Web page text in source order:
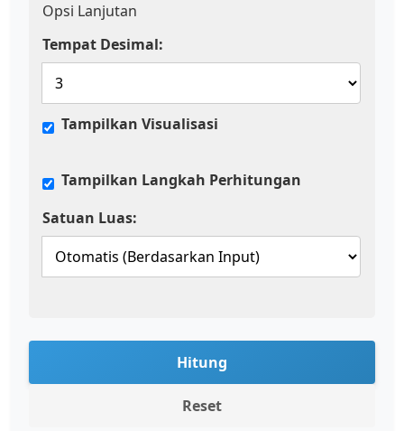
Opsi Lanjutan
Tempat Desimal:
Tampilkan Visualisasi
Tampilkan Langkah Perhitungan
Satuan Luas:
Hitung
Reset